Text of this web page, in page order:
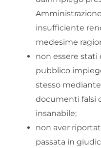
insufficiente
medesime
non essere
pubblico
stesso
documenti falsi
insanabile;
non aver
passata in